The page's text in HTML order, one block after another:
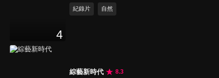
4
紀錄片 自然
綜藝新時代
8.3